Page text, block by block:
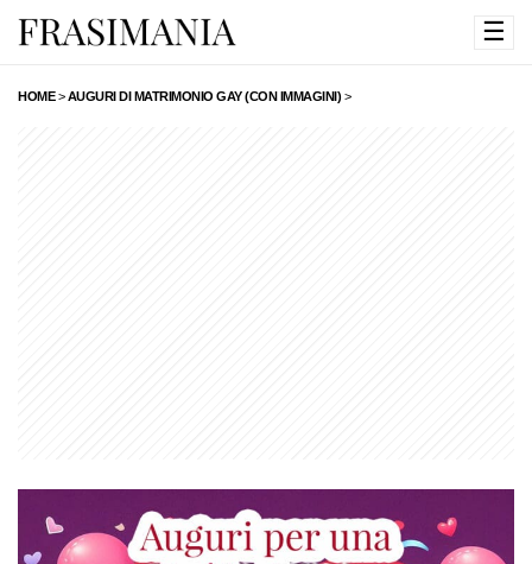
☰
HOME>AUGURI DI MATRIMONIO GAY (CON IMMAGINI) >